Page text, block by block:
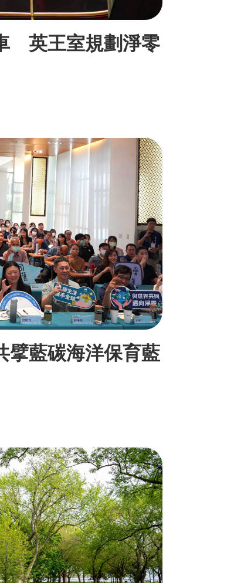
英王室規劃淨零
藍碳海洋保育藍